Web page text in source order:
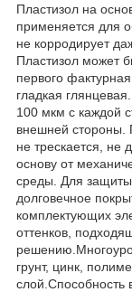
Пластизол на
применяется для
не корродирует
Пластизол может
первого
гладкая
100 мкм с каждой
внешней стороны.
не трескается,
основу от
среды. Для
долговечное
комплектующих
оттенков,
грунт, цинк,
слой.Способность